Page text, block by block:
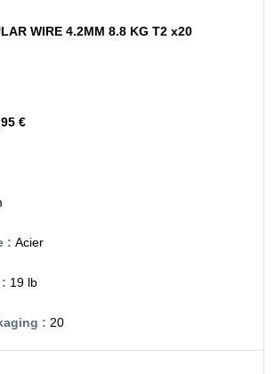
WIRE 4.2MM 8.8 KG T2 x20
€
Acier
19 lb
20